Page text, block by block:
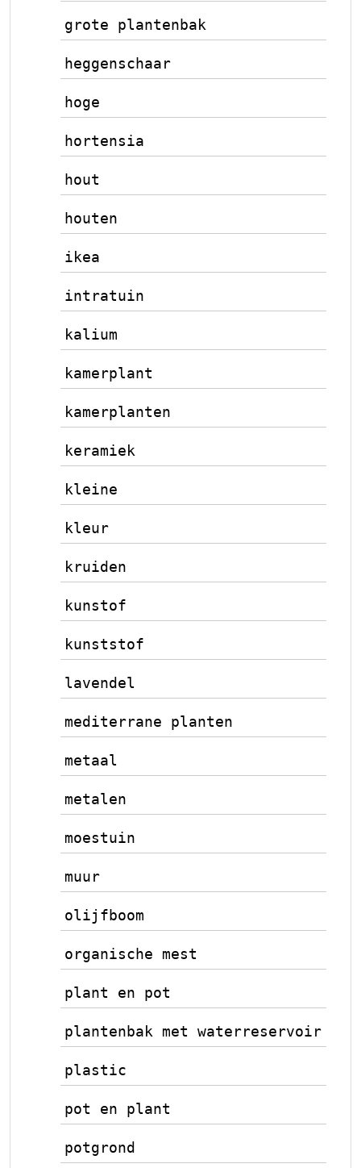
grote plantenbak
heggenschaar
hoge
hortensia
hout
houten
ikea
intratuin
kalium
kamerplant
kamerplanten
keramiek
kleine
kleur
kruiden
kunstof
kunststof
lavendel
mediterrane planten
metaal
metalen
moestuin
muur
olijfboom
organische mest
plant en pot
plantenbak met waterreservoir
plastic
pot en plant
potgrond